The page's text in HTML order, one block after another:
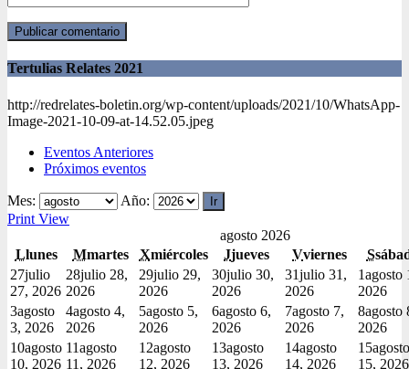
Tertulias Relates 2021
http://redrelates-boletin.org/wp-content/uploads/2021/10/WhatsApp-
Image-2021-10-09-at-14.52.05.jpeg
Eventos Anteriores
Próximos eventos
Mes:
Año:
Print View
agosto 2026
Llunes Mmartes Xmiércoles Jjueves Vviernes S
27julio
27, 2026
28julio 28,
2026
29julio 29,
2026
30julio 30,
2026
31julio 31,
2026
1agosto
2026
3agosto
3, 2026
4agosto 4,
2026
5agosto 5,
2026
6agosto 6,
2026
7agosto 7,
2026
8agosto
2026
10agosto
10, 2026
11agosto
11, 2026
12agosto
12, 2026
13agosto
13, 2026
14agosto
14, 2026
15agosto
15, 2026